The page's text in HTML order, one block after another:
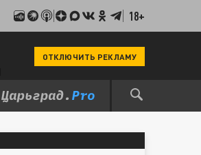
18+
ОТКЛЮЧИТЬ РЕКЛАМУ